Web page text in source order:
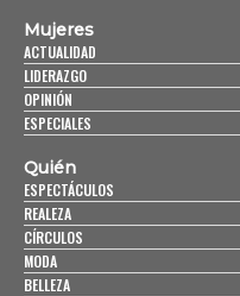
Mujeres
ACTUALIDAD
LIDERAZGO
OPINIÓN
ESPECIALES
Quién
ESPECTÁCULOS
REALEZA
CÍRCULOS
MODA
BELLEZA